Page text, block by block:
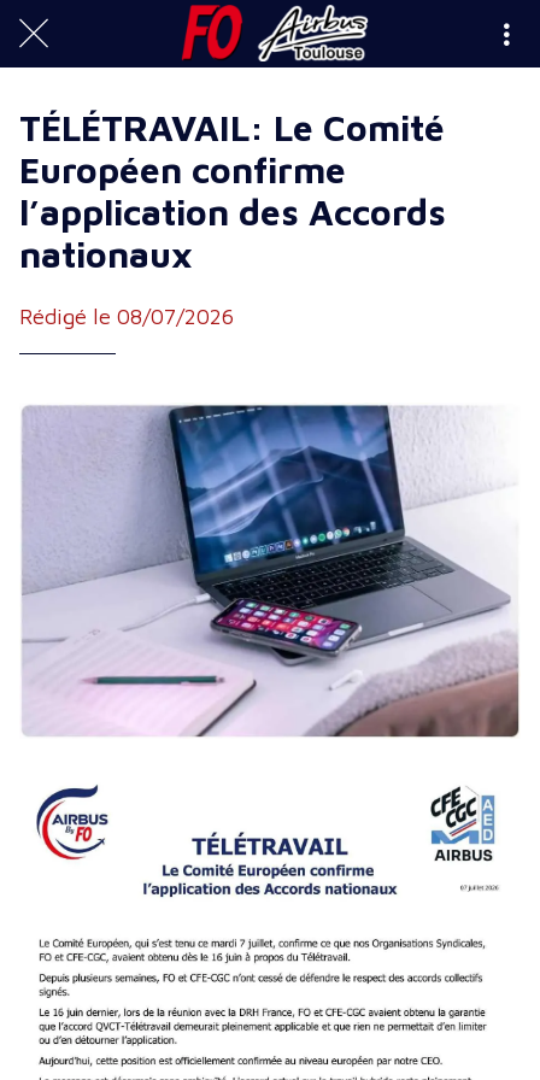
TÉLÉTRAVAIL: Le Comité
Européen confirme
l’application des Accords
nationaux
Rédigé le 08/07/2026